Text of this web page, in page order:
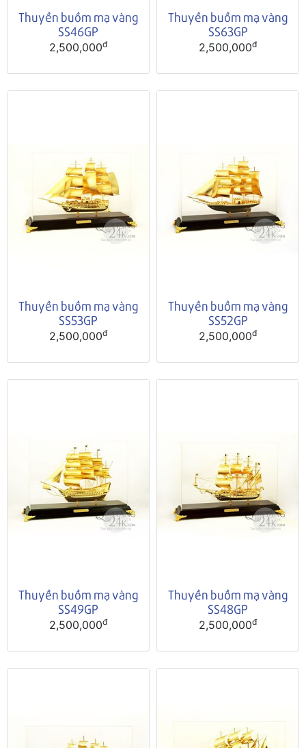
Thuyền buồm mạ vàng
SS46GP
2,500,000đ
Thuyền buồm mạ vàng
SS63GP
2,500,000đ
Thuyền buồm mạ vàng
SS53GP
2,500,000đ
Thuyền buồm mạ vàng
SS52GP
2,500,000đ
Thuyền buồm mạ vàng
SS49GP
2,500,000đ
Thuyền buồm mạ vàng
SS48GP
2,500,000đ